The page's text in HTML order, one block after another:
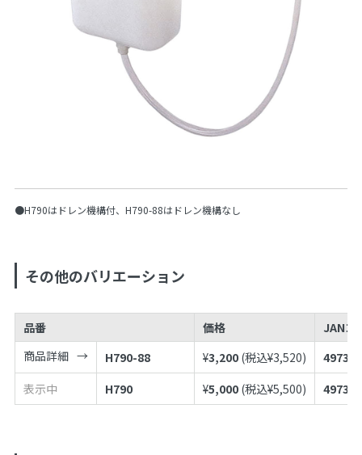
●H790はドレン機構付、H790-88はドレン機構なし
その他のバリエーション
品番 価格
JANコ
商品詳細
H790-88 ¥3,200 (税込¥3,520)
表示中
H790 ¥5,000 (税込¥5,500)